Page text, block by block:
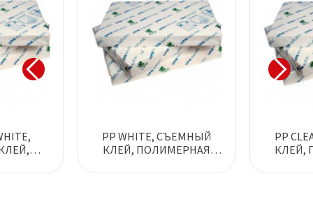
PP WHITE, СЪЕМНЫЙ
КЛЕЙ, ПОЛИМЕРНАЯ
PP
КЛЕЙ,